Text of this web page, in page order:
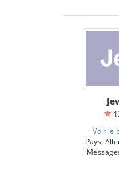
Jev
Voir le
Pays: